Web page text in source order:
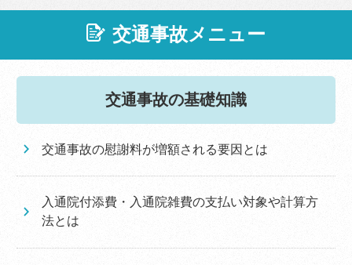
交通事故メニュー
交通事故の基礎知識
交通事故の慰謝料が増額される要因とは
入通院付添費・入通院雑費の支払い対象や計算方
法とは